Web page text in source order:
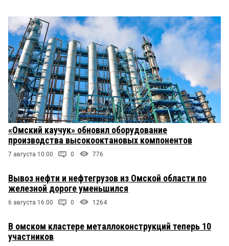
«Омский каучук» обновил оборудование
производства высокооктановых компонентов
7 августа 10:00 0 776
Вывоз нефти и нефтегрузов из Омской области по
железной дороге уменьшился
6 августа 16:00 0 1264
В омском кластере металлоконструкций теперь 10
участников